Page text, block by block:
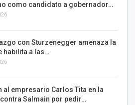
como candidato a gobernador…
con Sturzenegger amenaza la
habilita a las…
al empresario Carlos Tita en la
Salmain por pedir…